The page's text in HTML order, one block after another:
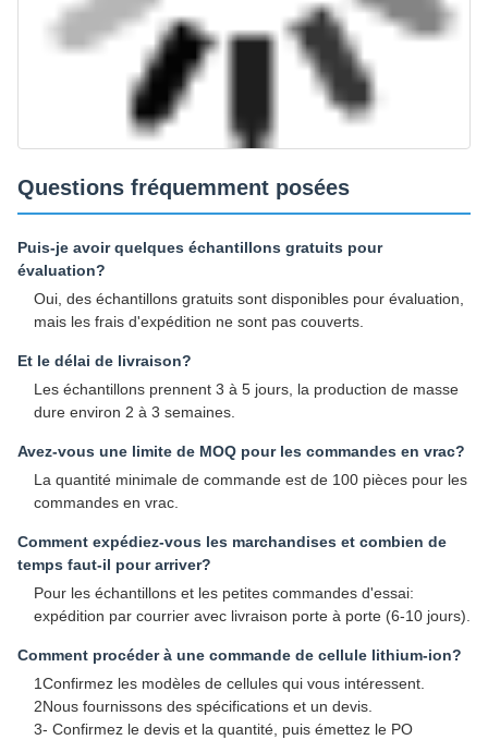
Questions fréquemment posées
Puis-je avoir quelques échantillons gratuits pour
évaluation?
Oui, des échantillons gratuits sont disponibles pour évaluation,
mais les frais d'expédition ne sont pas couverts.
Et le délai de livraison?
Les échantillons prennent 3 à 5 jours, la production de masse
dure environ 2 à 3 semaines.
Avez-vous une limite de MOQ pour les commandes en vrac?
La quantité minimale de commande est de 100 pièces pour les
commandes en vrac.
Comment expédiez-vous les marchandises et combien de
temps faut-il pour arriver?
Pour les échantillons et les petites commandes d'essai:
expédition par courrier avec livraison porte à porte (6-10 jours).
Comment procéder à une commande de cellule lithium-ion?
1Confirmez les modèles de cellules qui vous intéressent.
2Nous fournissons des spécifications et un devis.
3- Confirmez le devis et la quantité, puis émettez le PO